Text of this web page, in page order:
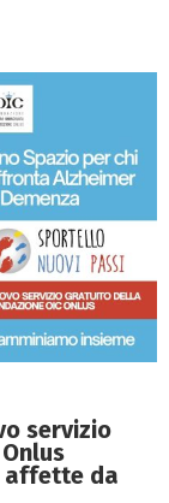
servizio
affette da